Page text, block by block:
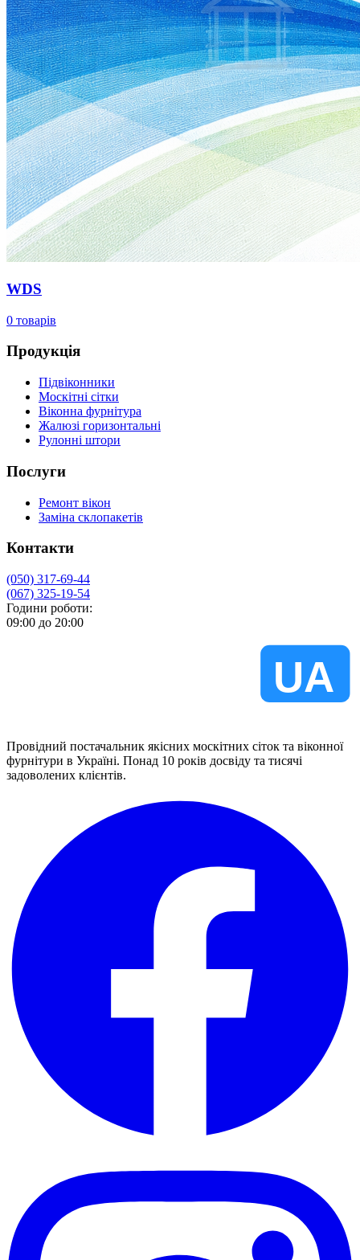
WDS
0 товарів
Продукція
Підвіконники
Москітні сітки
Віконна фурнітура
Жалюзі горизонтальні
Рулонні штори
Послуги
Ремонт вікон
Заміна склопакетів
Контакти
(050) 317-69-44
(067) 325-19-54
Години роботи:
09:00 до 20:00
UA
Провідний постачальник якісних москітних сіток та віконної
фурнітури в Україні. Понад 10 років досвіду та тисячі
задоволених клієнтів.